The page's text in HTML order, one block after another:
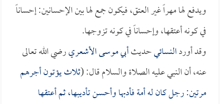
ويدفع لها مهراً غير العتق، فيكون جمع لها بين الإحسانين: إحساناً
في كونه أعتقها، وإحساناً في كونه تزوجها.
وقد أوردالنسائيحديثأبي موسى الأشعريرضي الله تعالى
عنه، أن النبي عليه الصلاة والسلام قال: (ثلاث يؤتون أجرهم
مرتين: رجل كان له أمة فأدبها وأحسن تأديبها، ثم أعتقها